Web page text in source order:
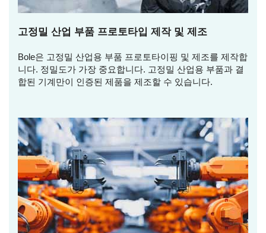
고정밀 산업 부품 프로토타입 제작 및 제조
Bole은 고정밀 산업용 부품 프로토타이핑 및 제조를 제작합
니다. 정밀도가 가장 중요합니다. 고정밀 산업용 부품과 결
합된 기계만이 인증된 제품을 제조할 수 있습니다.